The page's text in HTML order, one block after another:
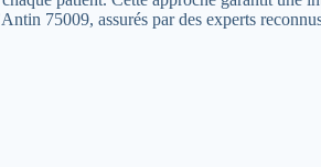
75009, assurés par des experts